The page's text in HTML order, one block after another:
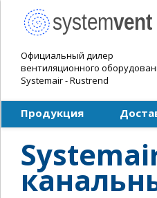
Официальный дилер
вентиляционного
Systemair - Rustrend
Продукция